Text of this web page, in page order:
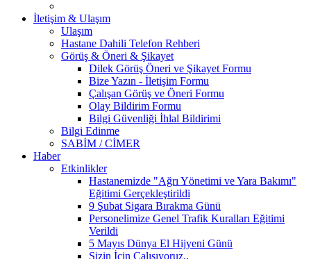
İletişim & Ulaşım
Ulaşım
Hastane Dahili Telefon Rehberi
Görüş & Öneri & Şikayet
Dilek Görüş Öneri ve Şikayet Formu
Bize Yazın - İletişim Formu
Çalışan Görüş ve Öneri Formu
Olay Bildirim Formu
Bilgi Güvenliği İhlal Bildirimi
Bilgi Edinme
SABİM / CİMER
Haber
Etkinlikler
Hastanemizde "Ağrı Yönetimi ve Yara Bakımı"
Eğitimi Gerçekleştirildi
9 Şubat Sigara Bırakma Günü
Personelimize Genel Trafik Kuralları Eğitimi
Verildi
5 Mayıs Dünya El Hijyeni Günü
Sizin İçin Çalışıyoruz..